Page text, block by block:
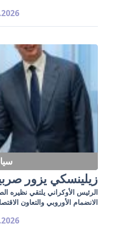
زيلينسكي يزور
الرئيس الأوكراني يلتقي نظيره
الانضمام الأوروبي والتعاون